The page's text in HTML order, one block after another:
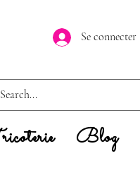
Se connecter
Blog